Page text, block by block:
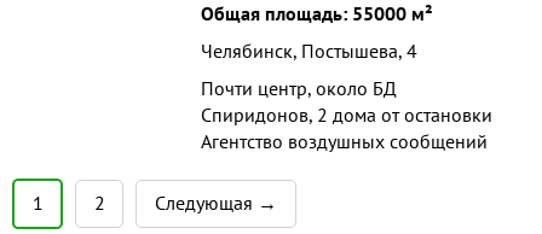
Общая площадь: 55000 м²
Челябинск, Постышева, 4
Почти центр, около БД
Спиридонов, 2 дома от остановки
Агентство воздушных сообщений
производственные помещения -
цеха, склады, офисные пом...
1 2 Следующая →